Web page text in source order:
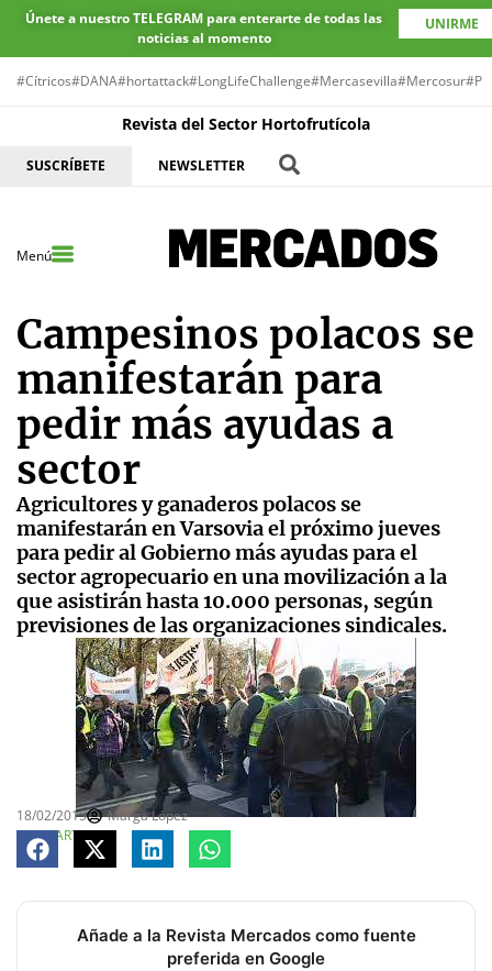
Únete a nuestro TELEGRAM para enterarte de todas las
noticias al momento
UNIRME
#Cítricos#DANA#hortattack#LongLifeChallenge#Mercasevilla#Mercosur
Revista del Sector Hortofrutícola
SUSCRÍBETE NEWSLETTER
Menú
Campesinos polacos se
manifestarán para
pedir más ayudas a
sector
Agricultores y ganaderos polacos se
manifestarán en Varsovia el próximo jueves
para pedir al Gobierno más ayudas para el
sector agropecuario en una movilización a la
que asistirán hasta 10.000 personas, según
previsiones de las organizaciones sindicales.
18/02/2015
Marga López
COMPARTE
Añade a la Revista Mercados como fuente
preferida en Google